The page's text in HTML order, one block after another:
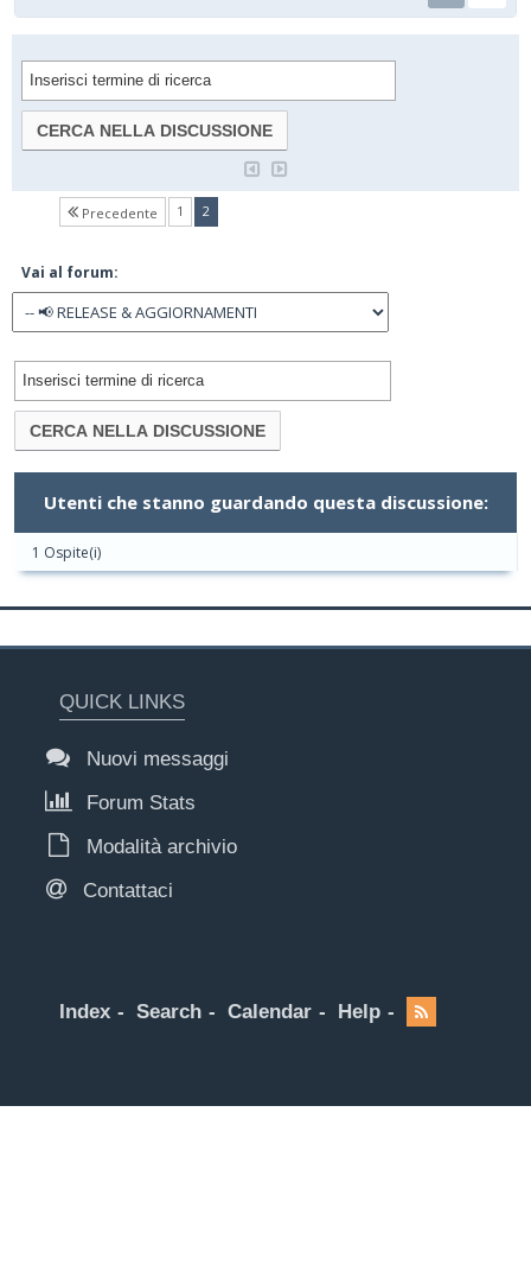
Precedente 1 2(current)
Vai al forum:
Utenti che stanno guardando questa discussione:
1 Ospite(i)
QUICK LINKS
Nuovi messaggi
Forum Stats
Modalità archivio
Contattaci
Index Search Calendar Help